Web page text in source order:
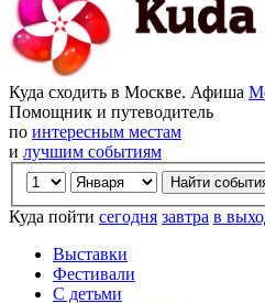
Куда сходить в Москве. Афиша
Помощник и путеводитель
по интересным местам
и лучшим событиям
Куда пойти сегодня завтра в
Выставки
Фестивали
С детьми